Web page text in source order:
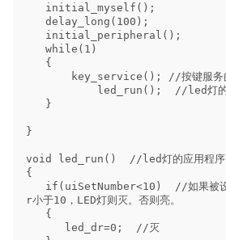
}
void led_run()  //led灯的应用程序
{
r小于10，LED灯则灭。否则亮。